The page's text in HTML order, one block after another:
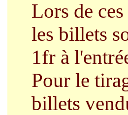
Lors de
les billets
1fr à
Pour le
billets